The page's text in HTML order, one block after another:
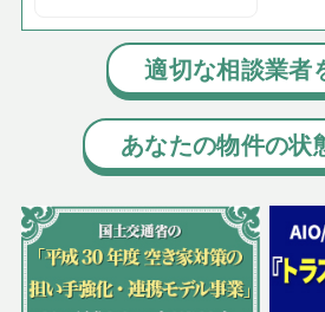
適切な相談業者
あなたの物件の状